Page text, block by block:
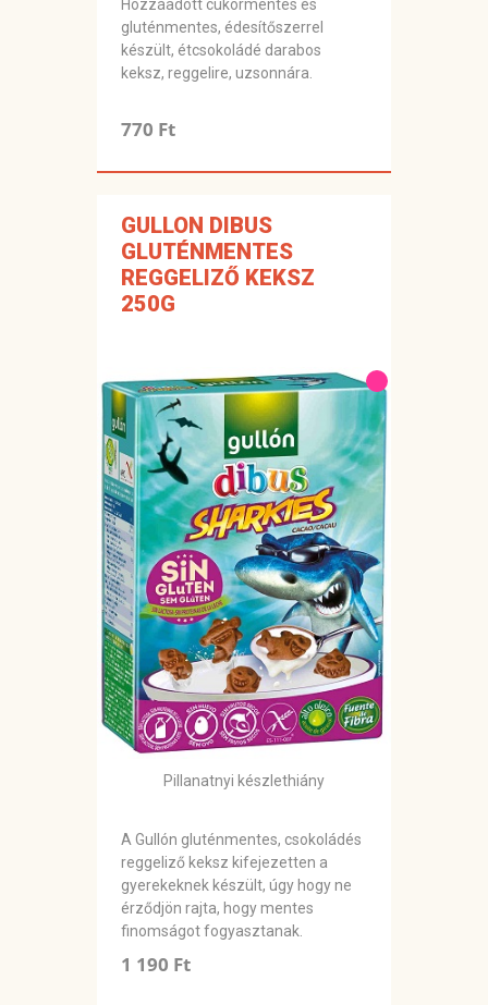
Hozzáadott cukormentes és
gluténmentes, édesítőszerrel
készült, étcsokoládé darabos
keksz, reggelire, uzsonnára.
770 Ft
GULLON DIBUS
GLUTÉNMENTES
REGGELIZŐ KEKSZ
250G
Pillanatnyi készlethiány
A Gullón gluténmentes, csokoládés
reggeliző keksz kifejezetten a
gyerekeknek készült, úgy hogy ne
érződjön rajta, hogy mentes
finomságot fogyasztanak.
1 190 Ft